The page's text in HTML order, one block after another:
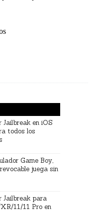
Jailbreak en iOS
todos los
Game Boy,
juega sin
Jailbreak para
11/11 Pro en